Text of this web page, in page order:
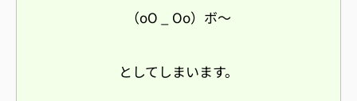
（oO _ Oo）ボ〜
としてしまいます。